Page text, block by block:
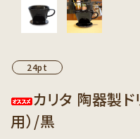
インフォメーション
24pt
カリタ 陶器製
用）/黒